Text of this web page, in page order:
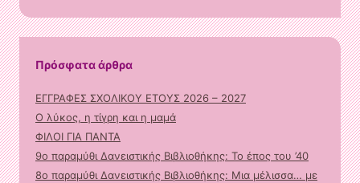
Πρόσφατα άρθρα
ΕΓΓΡΑΦΕΣ ΣΧΟΛΙΚΟΥ ΕΤΟΥΣ 2026 – 2027
Ο λύκος, η τίγρη και η μαμά
ΦΙΛΟΙ ΓΙΑ ΠΑΝΤΑ
9ο παραμύθι Δανειστικής Βιβλιοθήκης: Το έπος του ’40
8ο παραμύθι Δανειστικής Βιβλιοθήκης: Μια μέλισσα… με